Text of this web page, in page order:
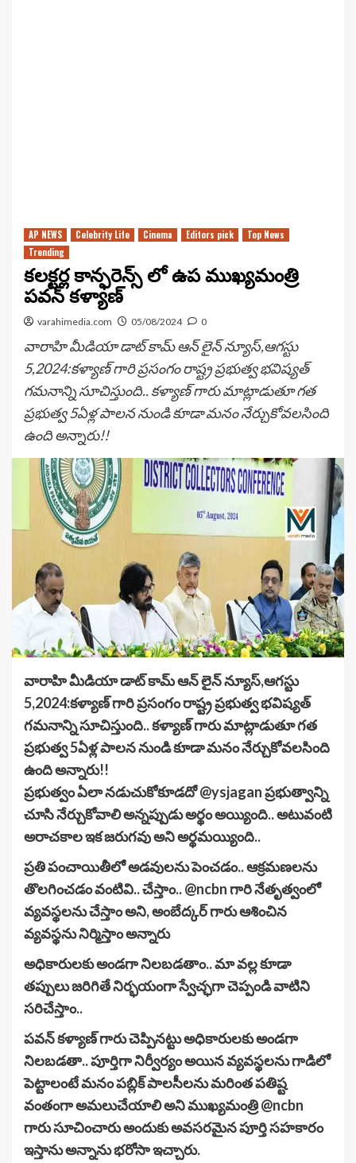
AP NEWS Celebrity Life Cinema Editors pick
Top News
Trending
కలక్టర్ల కాన్ఫరెన్స్ లో ఉప ముఖ్యమంత్రి
పవన్ కళ్యాణ్
varahimedia.com 05/08/2024 0
వారాహి మీడియా డాట్ కామ్ ఆన్ లైన్ న్యూస్,ఆగస్టు
5,2024:కళ్యాణ్ గారి ప్రసంగం రాష్ట్ర ప్రభుత్వ భవిష్యత్
గమనాన్ని సూచిస్తుంది.. కళ్యాణ్ గారు మాట్లాడుతూ గత
ప్రభుత్వ 5ఏళ్ల పాలన నుండి కూడా మనం నేర్చుకోవలసింది
ఉంది అన్నారు!!
వారాహి మీడియా డాట్ కామ్ ఆన్ లైన్ న్యూస్,ఆగస్టు
5,2024:కళ్యాణ్ గారి ప్రసంగం రాష్ట్ర ప్రభుత్వ భవిష్యత్
గమనాన్ని సూచిస్తుంది..కళ్యాణ్ గారు మాట్లాడుతూ గత
ప్రభుత్వ 5ఏళ్ల పాలన నుండి కూడా మనం నేర్చుకోవలసింది
ఉంది అన్నారు!!
ప్రభుత్వం ఏలా నడుచుకోకూడదో @ysjagan ప్రభుత్వాన్ని
చూసి నేర్చుకోవాలి అన్నప్పుడు అర్థం అయ్యింది.. అటువంటి
అరాచకాల ఇక జరుగవు అని అర్థమయ్యింది..
ప్రతి పంచాయితీలో అడవులను పెంచడం.. ఆక్రమణలను
తొలగించడం వంటివి.. చేస్తాం.. @ncbn గారి నేతృత్వంలో
వ్యవస్థలను చేస్తాం అని, అంబేద్కర్ గారు ఆశించిన
వ్యవస్థను నిర్మిస్తాం అన్నారు
అధికారులకు అండగా నిలబడతాం.. మా వల్ల కూడా
తప్పులు జరిగితే నిర్భయంగా స్వేచ్ఛగా చెప్పండి వాటిని
సరిచేస్తాం..
పవన్ కళ్యాణ్ గారు చెప్పినట్టు అధికారులకు అండగా
నిలబడతా.. పూర్తిగా నిర్వీర్యం అయిన వ్యవస్థలను గాడిలో
పెట్టాలంటే మనం పబ్లిక్ పాలసీలను మరింత పతిష్ట
వంతంగా అమలుచేయాలి అని ముఖ్యమంత్రి @ncbn
గారు సూచించారు అందుకు అవసరమైన పూర్తి సహకారం
ఇస్తాను అన్నాను భరోసా ఇచ్చారు.